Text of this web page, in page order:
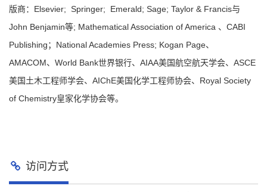
版商：Elsevier; Springer; Emerald; Sage; Taylor & Francis与
John Benjamin等; Mathematical Association of America 、CABI
Publishing；National Academies Press; Kogan Page、
AMACOM、World Bank世界银行、AIAA美国航空航天学会、ASCE
美国土木工程师学会、AIChE美国化学工程师协会、Royal Society
of Chemistry皇家化学协会等。
访问方式